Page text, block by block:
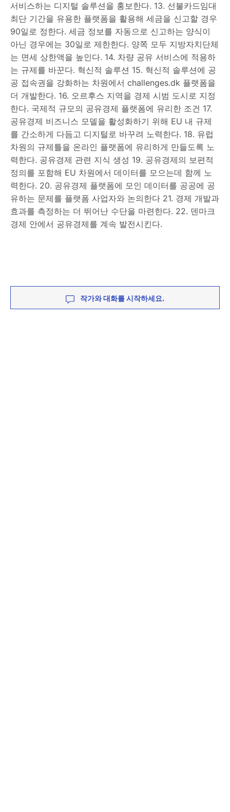
서비스하는 디지털 솔루션을 홍보한다. 13. 선불카드임대
최단 기간을 유용한 플랫폼을 활용해 세금을 신고할 경우
90일로 정한다. 세금 정보를 자동으로 신고하는 양식이
아닌 경우에는 30일로 제한한다. 양쪽 모두 지방자치단체
는 면세 상한액을 높인다. 14. 차량 공유 서비스에 적용하
는 규제를 바꾼다. 혁신적 솔루션 15. 혁신적 솔루션에 공
공 접속권을 강화하는 차원에서 challenges.dk 플랫폼을
더 개발한다. 16. 오르후스 지역을 경제 시범 도시로 지정
한다. 국제적 규모의 공유경제 플랫폼에 유리한 조건 17.
공유경제 비즈니스 모델을 활성화하기 위해 EU 내 규제
를 간소하게 다듬고 디지털로 바꾸려 노력한다. 18. 유럽
차원의 규제틀을 온라인 플랫폼에 유리하게 만들도록 노
력한다. 공유경제 관련 지식 생성 19. 공유경제의 보편적
정의를 포함해 EU 차원에서 데이터를 모으는데 함께 노
력한다. 20. 공유경제 플랫폼에 모인 데이터를 공공에 공
유하는 문제를 플랫폼 사업자와 논의한다 21. 경제 개발과
효과를 측정하는 더 뛰어난 수단을 마련한다. 22. 덴마크
경제 안에서 공유경제를 계속 발전시킨다.
작가와 대화를 시작하세요.